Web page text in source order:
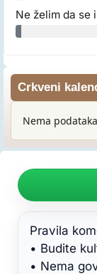
Ne želim da se
Crkveni
Nema
Pravila
• Budite
• Nema